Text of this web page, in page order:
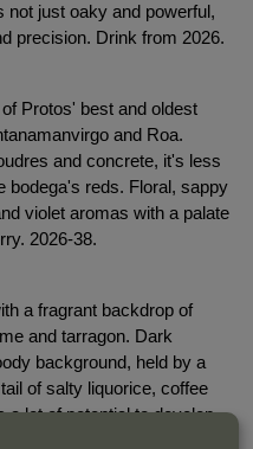
not just oaky and powerful,
precision. Drink from 2026.
Protos' best and oldest
and Roa.
and concrete, it's less
bodega's reds. Floral, sappy
violet aromas with a palate
2026-38.
a fragrant backdrop of
and tarragon. Dark
background, held by a
of salty liquorice, coffee
a lot of potential to develop.